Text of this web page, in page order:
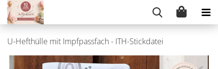
U-Hefthülle mit Impfpassfach - ITH-Stickdatei